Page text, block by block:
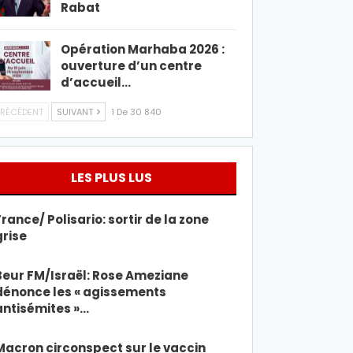
Rabat
Opération Marhaba 2026 :
ouverture d’un centre
d’accueil…
SUIVANT 1 De 30 840
LES PLUS LUS
Polisario: sortir de la zone
FM/Israël: Rose Ameziane
les « agissements
»…
circonspect sur le vaccin